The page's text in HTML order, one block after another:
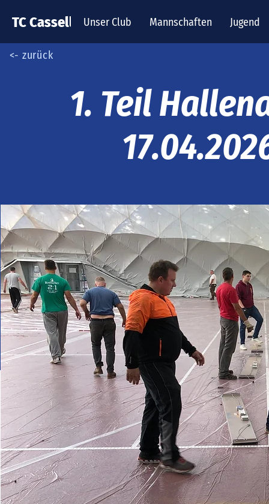
TC Cassella Unser Club Mannschaften Jugend
1. Teil
<- zurück